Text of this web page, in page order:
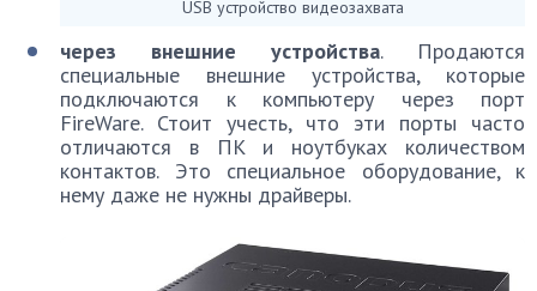
USB устройство видеозахвата
через внешние устройства. Продаются
специальные внешние устройства, которые
подключаются к компьютеру через порт
FireWare. Стоит учесть, что эти порты часто
отличаются в ПК и ноутбуках количеством
контактов. Это специальное оборудование, к
нему даже не нужны драйверы.